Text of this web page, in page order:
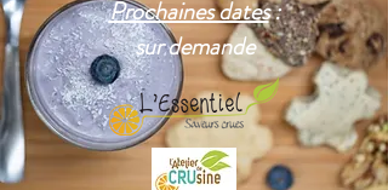
Prochaines dates:
sur demande